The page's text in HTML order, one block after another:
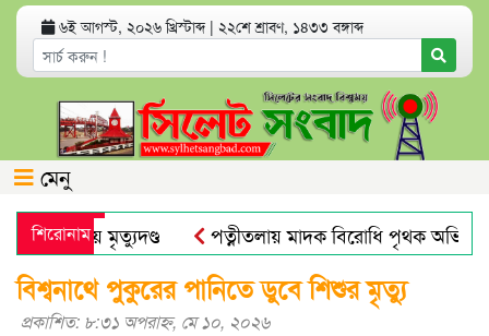
৬ই আগস্ট, ২০২৬ খ্রিস্টাব্দ | ২২শে শ্রাবণ, ১৪৩৩ বঙ্গাব্দ
মেনু
শিরোনাম
মামলায় মৃত্যুদণ্ড
পত্নীতলায় মাদক বিরোধি পৃথক
মুজিব পরদেশী কারাগারে
ঢাকা আলিয়া মাদ্রাসায় ছাত্রদল-
বিশ্বনাথে পুকুরের পানিতে ডুবে শিশুর মৃত্যু
প্রকাশিত: ৮:৩১ অপরাহ্ণ, মে ১০, ২০২৬